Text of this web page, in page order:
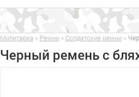
Милитарка » Ремни » Солдатские ремни »
Черный ремень с